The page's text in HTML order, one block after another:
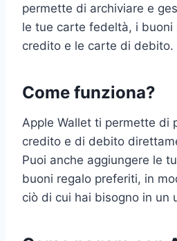
permette di archiviare e
le tue carte fedeltà, i buoni
credito e le carte di debito.
Come funziona?
Apple Wallet ti permette di
credito e di debito
Puoi anche aggiungere le
buoni regalo preferiti, in
ciò di cui hai bisogno in un